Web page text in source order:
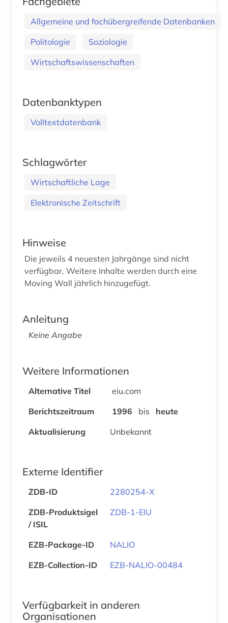
Allgemeine und fachübergreifende Datenbanken
Politologie
Soziologie
Wirtschaftswissenschaften
Datenbanktypen
Volltextdatenbank
Schlagwörter
Wirtschaftliche Lage
Elektronische Zeitschrift
Hinweise
Die jeweils 4 neuesten Jahrgänge sind nicht
verfügbar. Weitere Inhalte werden durch eine
Moving Wall jährlich hinzugefügt.
Anleitung
Keine Angabe
Weitere Informationen
Alternative Titel
eiu.com
Berichtszeitraum
1996 bis
heute
Aktualisierung
Unbekannt
Externe Identifier
ZDB-ID
2280254-X
ZDB-Produktsigel
/ ISIL
ZDB-1-EIU
EZB-Package-ID
NALIO
EZB-Collection-ID
EZB-NALIO-00484
Verfügbarkeit in anderen
Organisationen